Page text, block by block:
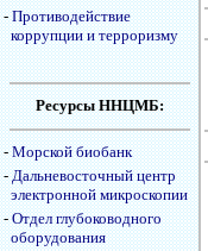
-Противодействие
коррупции и терроризму
Ресурсы ННЦМБ:
-Морской биобанк
-Дальневосточный центр
электронной микроскопии
-Отдел глубоководного
оборудования